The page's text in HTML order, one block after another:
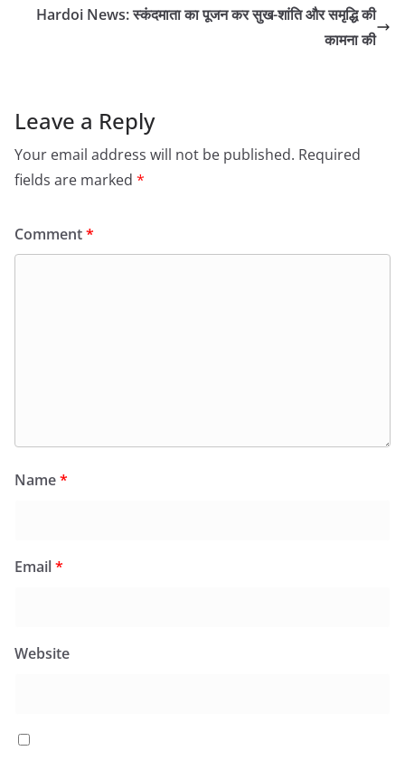
Hardoi News: स्कंदमाता का पूजन कर सुख-शांति और समृद्धि की
कामना की
Leave a Reply
Your email address will not be published. Required
fields are marked *
Comment*
Name*
Email*
Website